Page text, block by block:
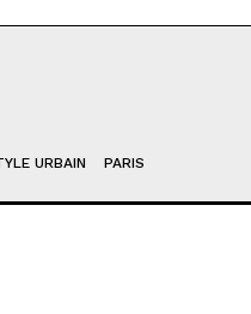
URBAIN PARIS